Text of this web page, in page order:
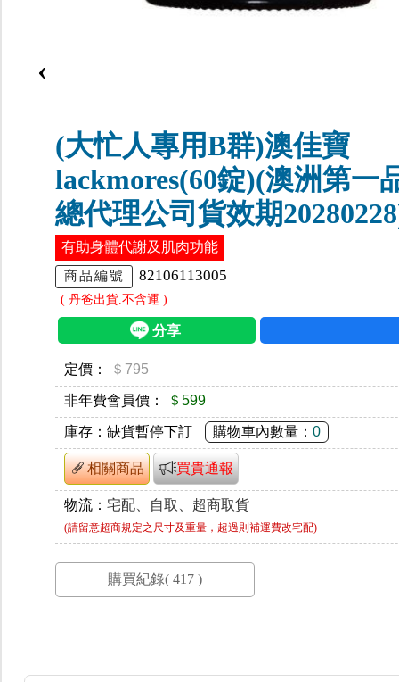
‹
(大忙人專用B群)澳佳寶
lackmores(60錠)(澳洲第一
總代理公司貨效期
有助身體代謝及肌肉功能
商品編號 82106113005
( 丹爸出貨.不含運 )
定價： ＄795
非年費會員價： ＄599
庫存：缺貨暫停下訂 購物車內數量：0
相關商品 買貴通報
物流：宅配、自取、超商取貨
(請留意超商規定之尺寸及重量，超過則補運費改宅配)